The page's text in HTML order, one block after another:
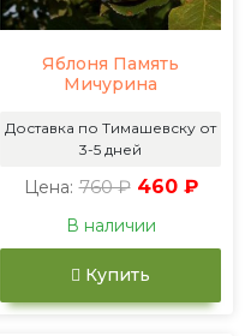
Яблоня Память
Мичурина
Доставка по Тимашевску от
3-5 дней
Цена: 760 ₽ 460 ₽
В наличии
Купить